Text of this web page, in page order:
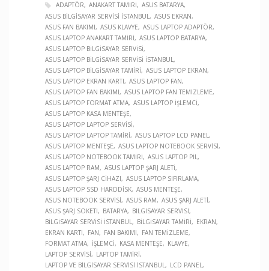
ADAPTÖR ANAKART TAMIRI
ASUS BATARYA
ASUS BILGISAYAR SERVISI İSTANBUL ASUS EKRAN
ASUS FAN BAKIMI
ASUS KLAVYE
ASUS LAPTOP ADAPTÖR
ASUS LAPTOP ANAKART TAMIRI
ASUS LAPTOP BATARYA
ASUS LAPTOP BILGISAYAR SERVISI
ASUS LAPTOP BILGISAYAR SERVISI İSTANBUL
ASUS LAPTOP BILGISAYAR TAMIRI
ASUS LAPTOP EKRAN
ASUS LAPTOP EKRAN KARTI
ASUS LAPTOP FAN
ASUS LAPTOP FAN BAKIMI
ASUS LAPTOP FAN TEMIZLEME
ASUS LAPTOP FORMAT ATMA ASUS LAPTOP İŞLEMCI
ASUS LAPTOP KASA MENTEŞE
ASUS LAPTOP LAPTOP SERVISI
ASUS LAPTOP LAPTOP TAMIRI
ASUS LAPTOP LCD PANEL
ASUS LAPTOP MENTEŞE
ASUS LAPTOP NOTEBOOK SERVISI
ASUS LAPTOP NOTEBOOK TAMIRI
ASUS LAPTOP PIL
ASUS LAPTOP RAM
ASUS LAPTOP ŞARJ ALETI
ASUS LAPTOP ŞARJ CIHAZI
ASUS LAPTOP SIFIRLAMA
ASUS LAPTOP SSD HARDDISK ASUS MENTEŞE
ASUS NOTEBOOK SERVISI
ASUS RAM
ASUS ŞARJ ALETI
ASUS ŞARJ SOKETI
BATARYA
BILGISAYAR SERVISI
BILGISAYAR SERVISI İSTANBUL
BILGISAYAR TAMIRI
EKRAN
EKRAN KARTI
FAN FAN BAKIMI
FAN TEMIZLEME
FORMAT ATMA
İŞLEMCI KASA MENTEŞE
KLAVYE
LAPTOP SERVISI
LAPTOP TAMIRI
LAPTOP VE BILGISAYAR SERVISI İSTANBUL
LCD PANEL